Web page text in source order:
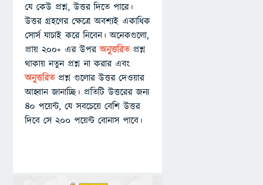
যে কেউ প্রশ্ন, উত্তর দিতে পারে।
উত্তর গ্রহণের ক্ষেত্রে অবশ্যই একাধিক
সোর্স যাচাই করে নিবেন। অনেকগুলো,
প্রায় ২০০+ এর উপরঅনুত্তরিতপ্রশ্ন
থাকায় নতুন প্রশ্ন না করার এবং
অনুত্তরিত প্রশ্ন গুলোর উত্তর দেওয়ার
আহ্বান জানাচ্ছি। প্রতিটি উত্তরের জন্য
৪০ পয়েন্ট, যে সবচেয়ে বেশি উত্তর
দিবে সে ২০০ পয়েন্ট বোনাস পাবে।